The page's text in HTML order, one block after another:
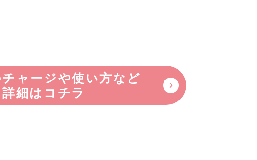
ャージや使い方など
詳細はコチラ